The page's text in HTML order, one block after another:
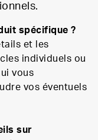
spécifique ?
et les
individuels ou
vous
vos éventuels
sur